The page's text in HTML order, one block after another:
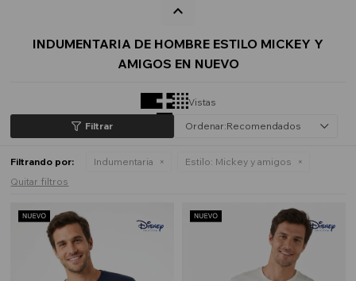
INDUMENTARIA DE HOMBRE ESTILO MICKEY Y
AMIGOS EN NUEVO
Vistas
Recomendados
Filtrando por: Indumentaria Estilo: Mickey y amigos
Quitar filtros